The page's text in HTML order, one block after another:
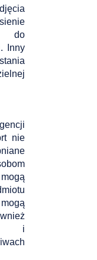
do
Inny
nie
i